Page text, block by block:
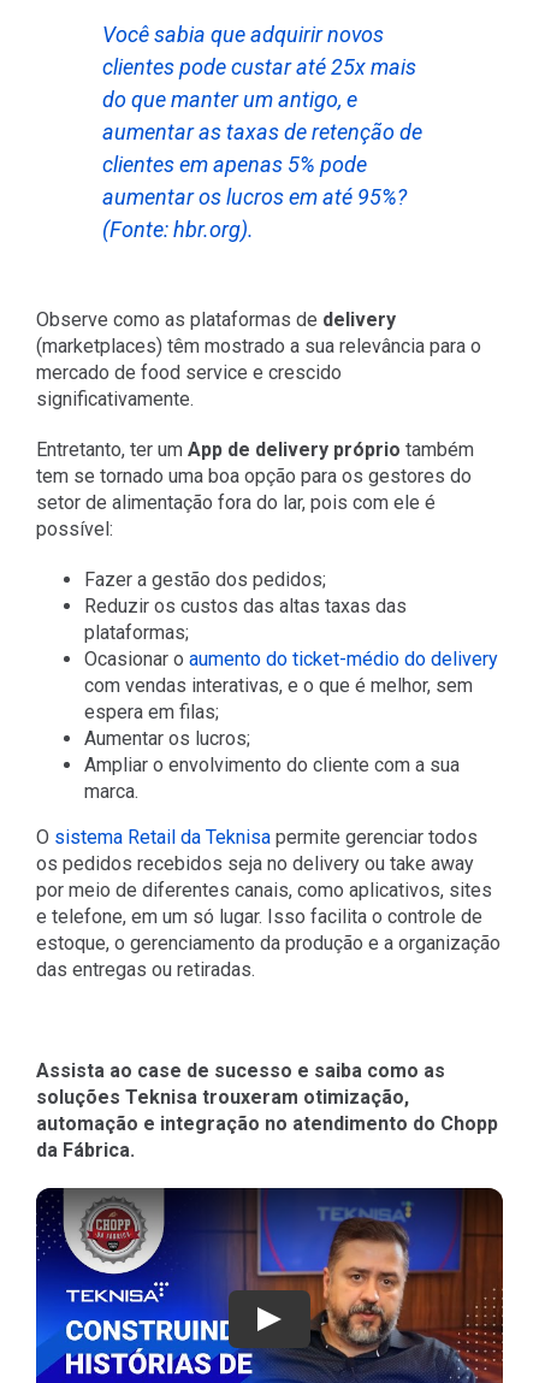
Você sabia que adquirir novos
clientes pode custar até 25x mais
do que manter um antigo, e
aumentar as taxas de retenção de
clientes em apenas 5% pode
aumentar os lucros em até 95%?
(Fonte:hbr.org).
Observe como as plataformas de delivery
(marketplaces) têm mostrado a sua relevância para o
mercado de food service e crescido
significativamente.
Entretanto, ter um App de delivery próprio também
tem se tornado uma boa opção para os gestores do
setor de alimentação fora do lar, pois com ele é
possível:
Fazer a gestão dos pedidos;
Reduzir os custos das altas taxas das
plataformas;
Ocasionar o aumento do ticket-médio do delivery
com vendas interativas, e o que é melhor, sem
espera em filas;
Aumentar os lucros;
Ampliar o envolvimento do cliente com a sua
marca.
O sistema Retail da Teknisapermite gerenciar todos
os pedidos recebidos seja no delivery ou take away
por meio de diferentes canais, como aplicativos, sites
e telefone, em um só lugar. Isso facilita o controle de
estoque, o gerenciamento da produção e a organização
das entregas ou retiradas.
Assista ao case de sucesso e saiba como as
soluções Teknisa trouxeram otimização,
automação e integração no atendimento do Chopp
da Fábrica.
Play